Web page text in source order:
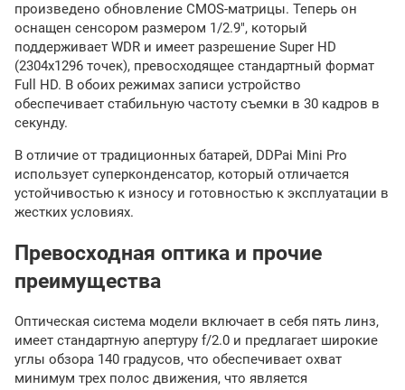
произведено обновление CMOS-матрицы. Теперь он
оснащен сенсором размером 1/2.9", который
поддерживает WDR и имеет разрешение Super HD
(2304x1296 точек), превосходящее стандартный формат
Full HD. В обоих режимах записи устройство
обеспечивает стабильную частоту съемки в 30 кадров в
секунду.
В отличие от традиционных батарей, DDPai Mini Pro
использует суперконденсатор, который отличается
устойчивостью к износу и готовностью к эксплуатации в
жестких условиях.
Превосходная оптика и прочие
преимущества
Оптическая система модели включает в себя пять линз,
имеет стандартную апертуру f/2.0 и предлагает широкие
углы обзора 140 градусов, что обеспечивает охват
минимум трех полос движения, что является